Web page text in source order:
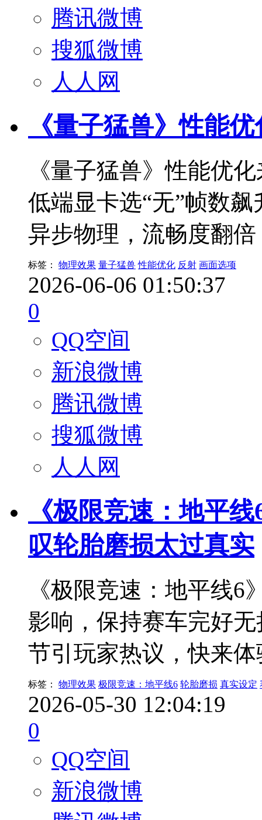
腾讯微博
搜狐微博
人人网
《量子猛兽》性能优
《量子猛兽》性能优
低端显卡选“无”帧数
异步物理，流畅度翻倍
标签： 物理效果 量子猛兽 性能优化 反射 画面选项
2026-06-06 01:50:37
0
QQ空间
新浪微博
腾讯微博
搜狐微博
人人网
《极限竞速：地平
叹轮胎磨损太过真实
《极限竞速：地平线
影响，保持赛车完好
节引玩家热议，快来
标签： 物理效果 极限竞速：地平线6 轮胎磨损 真实设定
2026-05-30 12:04:19
0
QQ空间
新浪微博